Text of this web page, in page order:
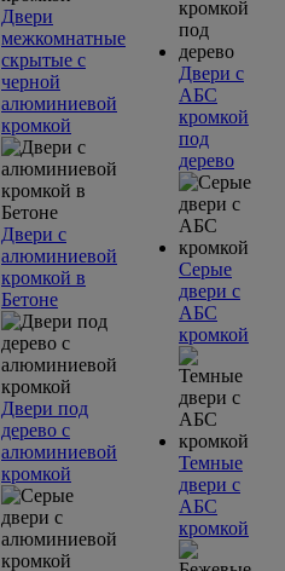
Двери
межкомнатные
скрытые с
черной
алюминиевой
кромкой
Двери с
алюминиевой
кромкой в
Бетоне
Двери под
дерево с
алюминиевой
кромкой
Двери с
АБС
кромкой
под
дерево
Серые
двери с
АБС
кромкой
Темные
двери с
АБС
кромкой